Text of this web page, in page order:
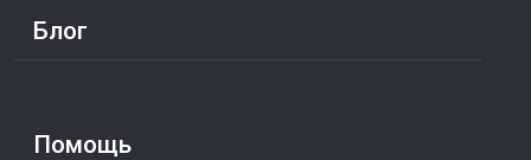
Блог
Помощь